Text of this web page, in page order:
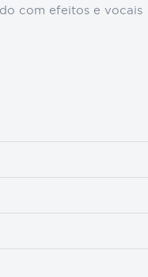
com efeitos e vocais